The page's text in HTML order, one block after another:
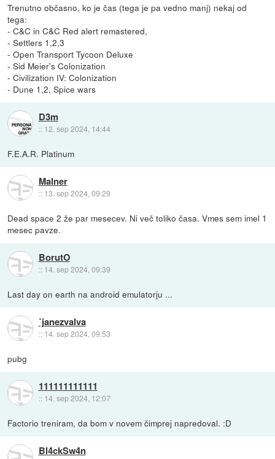
Trenutno občasno, ko je čas (tega je pa vedno manj) nekaj od
tega:
- C&C in C&C Red alert remastered,
- Settlers 1,2,3
- Open Transport Tycoon Deluxe
- Sid Meier's Colonization
- Civilization IV: Colonization
- Dune 1,2, Spice wars
D3m
:: 12. sep 2024, 14:44
F.E.A.R. Platinum
Malner
:: 13. sep 2024, 09:29
Dead space 2 že par mesecev. Ni več toliko časa. Vmes sem imel 1
mesec pavze.
BorutO
:: 14. sep 2024, 09:39
Last day on earth na android emulatorju ...
˙janezvalva
:: 14. sep 2024, 09:53
pubg
111111111111
:: 14. sep 2024, 12:07
Factorio treniram, da bom v novem čimprej napredoval. :D
Bl4ckSw4n